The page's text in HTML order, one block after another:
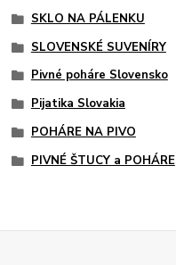
SKLO NA PÁLENKU
SLOVENSKÉ SUVENÍRY
Pivné poháre Slovensko
Pijatika Slovakia
POHÁRE NA PIVO
PIVNÉ ŠTUCY a POHÁRE